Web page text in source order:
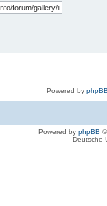
Powered by
Powered by phpBB
Deutsche